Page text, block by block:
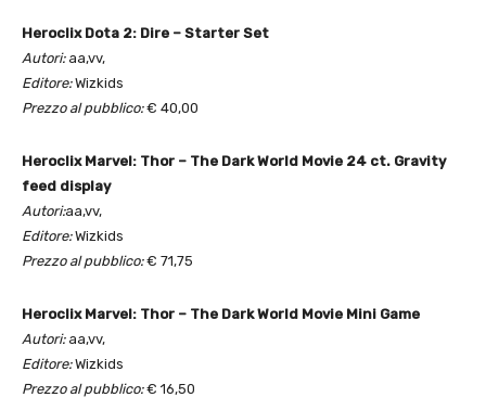
Heroclix Dota 2: Dire – Starter Set
Autori:aa,vv,
Editore:Wizkids
Prezzo al pubblico:€ 40,00
Heroclix Marvel: Thor – The Dark World Movie 24 ct. Gravity
feed display
Autori:aa,vv,
Editore:Wizkids
Prezzo al pubblico:€ 71,75
Heroclix Marvel: Thor – The Dark World Movie Mini Game
Autori:aa,vv,
Editore:Wizkids
Prezzo al pubblico:€ 16,50